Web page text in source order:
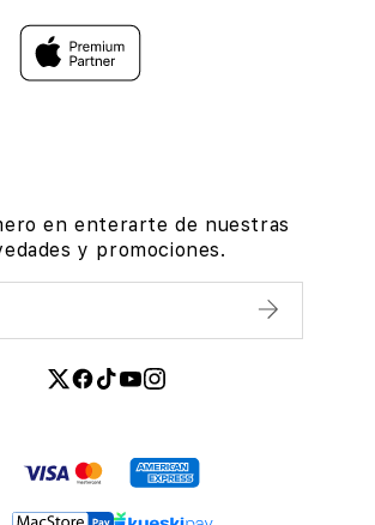
en enterarte de nuestras
y promociones.